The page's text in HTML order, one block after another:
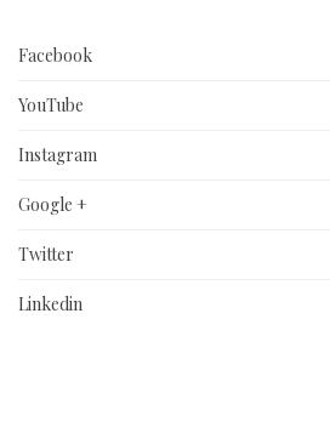
Facebook
YouTube
Instagram
Google +
Twitter
Linkedin